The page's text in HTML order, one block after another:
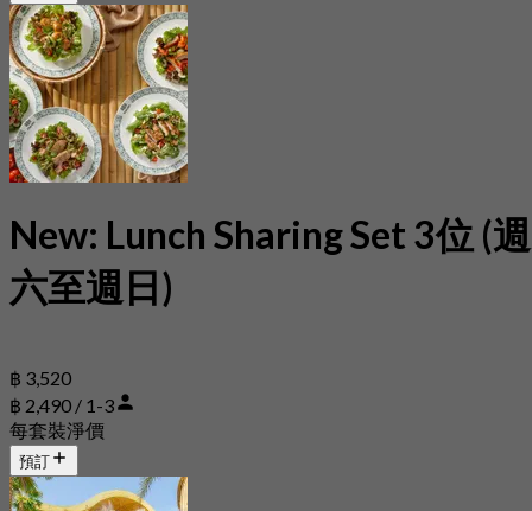
New: Lunch Sharing Set 3位 (週
六至週日)
฿ 3,520
฿ 2,490 / 1-3
每套裝淨價
預訂